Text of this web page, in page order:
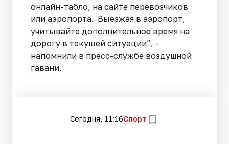
онлайн-табло, на сайте перевозчиков
или аэропорта. Выезжая в аэропорт,
учитывайте дополнительное время на
дорогу в текущей ситуации”, -
напомнили в пресс-службе воздушной
гавани.
Сегодня, 11:16Спорт